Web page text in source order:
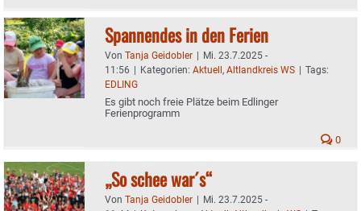
Spannendes in den Ferien
Von Tanja Geidobler | Mi. 23.7.2025 -
11:56 | Kategorien: Aktuell, Altlandkreis WS | Tags:
EDLING
Es gibt noch freie Plätze beim Edlinger
Ferienprogramm
0
„So schee war´s“
Von Tanja Geidobler | Mi. 23.7.2025 -